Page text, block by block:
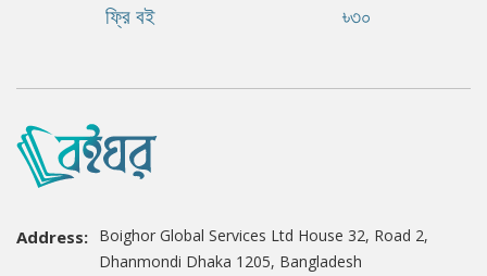
ফ্রি বই ৳৩০
Address: Boighor Global Services Ltd House 32, Road 2,
Dhanmondi Dhaka 1205, Bangladesh